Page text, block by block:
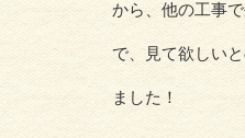
から、他の工事
で、見て欲しい
ました！